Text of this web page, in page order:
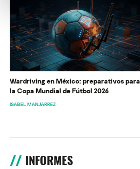
Wardriving en México: preparativos para
la Copa Mundial de Fútbol 2026
ISABEL MANJARREZ
INFORMES